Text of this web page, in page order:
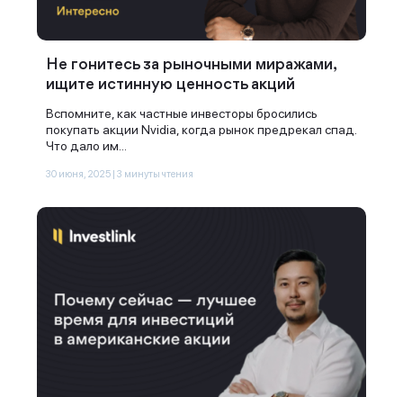
Не гонитесь за рыночными миражами,
ищите истинную ценность акций
Вспомните, как частные инвесторы бросились
покупать акции Nvidia, когда рынок предрекал спад.
Что дало им...
30 июня, 2025 | 3 минуты чтения
Наши консультанты свяжутся с
вами в ближайшее время